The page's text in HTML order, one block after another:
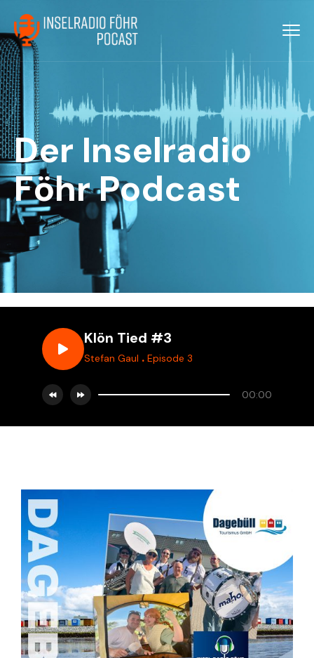
Der Inselradio
Föhr Podcast
Klön Tied #3
Stefan Gaul . Episode 3
00:00